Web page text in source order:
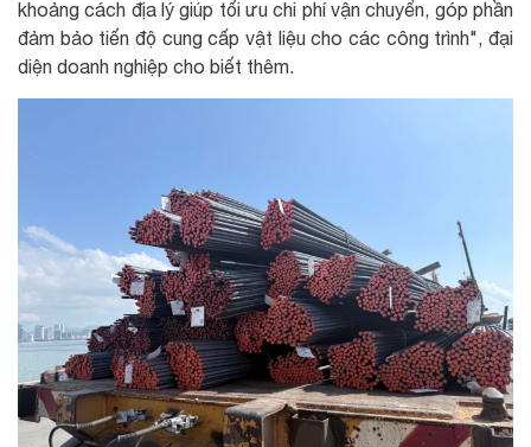
khoảng cách địa lý giúp tối ưu chi phí vận chuyển, góp phần
đảm bảo tiến độ cung cấp vật liệu cho các công trình", đại
diện doanh nghiệp cho biết thêm.